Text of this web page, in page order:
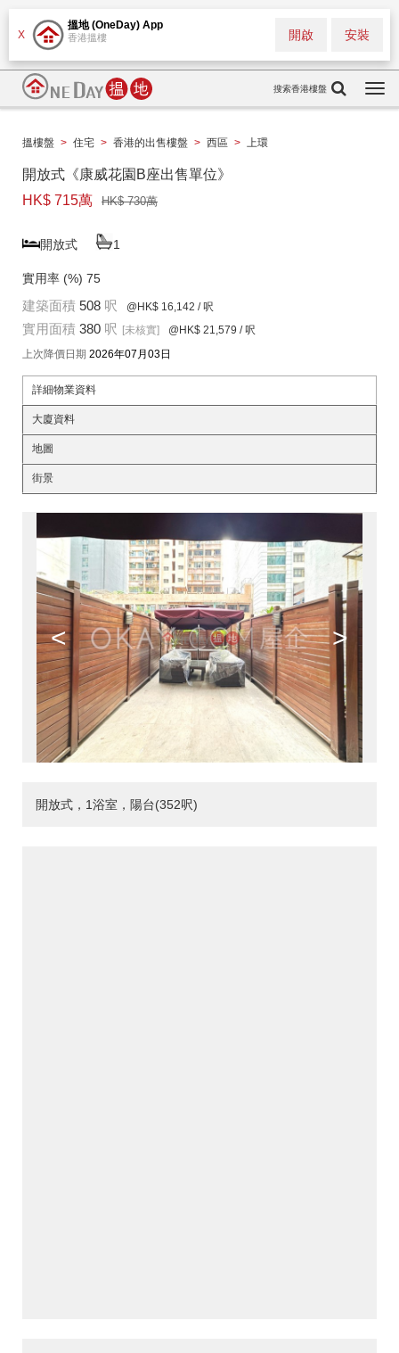
X
搵地 (OneDay) App
香港搵樓 安裝
開啟
搜索香港樓盤
搵樓盤 > 住宅 > 香港的出售樓盤 > 西區 > 上環
開放式《康威花園B座出售單位》
HK$ 715萬
HK$ 730萬
開放式 1
實用率 (%) 75
建築面積 508 呎 @HK$ 16,142 / 呎
實用面積 380 呎 [未核實] @HK$ 21,579 / 呎
上次降價日期 2026年07月03日
詳細物業資料
大廈資料
地圖
街景
< >
開放式，1浴室，陽台(352呎)